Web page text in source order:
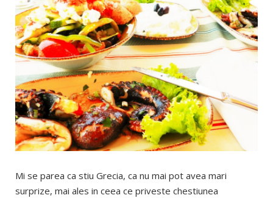
Mi se parea ca stiu Grecia, ca nu mai pot avea mari
surprize, mai ales in ceea ce priveste chestiunea